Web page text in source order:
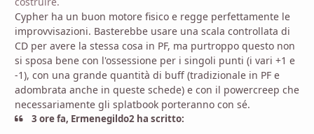
Cypher ha un buon motore fisico e regge perfettamente le
improvvisazioni. Basterebbe usare una scala controllata di
CD per avere la stessa cosa in PF, ma purtroppo questo non
si sposa bene con l'ossessione per i singoli punti (i vari +1 e
-1), con una grande quantità di buff (tradizionale in PF e
adombrata anche in queste schede) e con il powercreep che
necessariamente gli splatbook porteranno con sé.
3 ore fa, Ermenegildo2 ha scritto: